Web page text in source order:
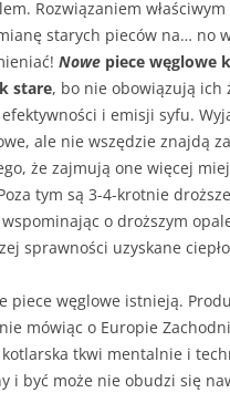
Rozwiązaniem
starych pieców na… no
Nowe piece węglowe
stare, bo nie obowiązują ich
i emisji syfu.
ale nie wszędzie znajdą
że zajmują one więcej
tym są 3-4-krotnie
o droższym
sprawności uzyskane
piece węglowe istnieją.
mówiąc o Europie
tkwi mentalnie i
i być może nie obudzi się